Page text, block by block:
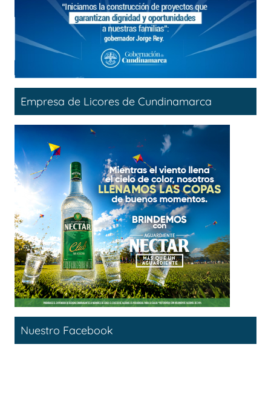
Empresa de Licores de Cundinamarca
Nuestro Facebook